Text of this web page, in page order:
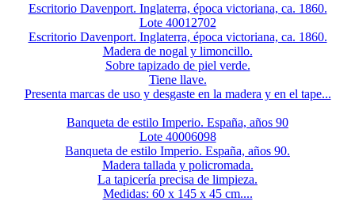
Escritorio Davenport. Inglaterra, época victoriana, ca. 1860.
Lote 40012702
Escritorio Davenport. Inglaterra, época victoriana, ca. 1860.
Madera de nogal y limoncillo.
Sobre tapizado de piel verde.
Tiene llave.
Presenta marcas de uso y desgaste en la madera y en el tape...
Banqueta de estilo Imperio. España, años 90
Lote 40006098
Banqueta de estilo Imperio. España, años 90.
Madera tallada y policromada.
La tapicería precisa de limpieza.
Medidas: 60 x 145 x 45 cm....